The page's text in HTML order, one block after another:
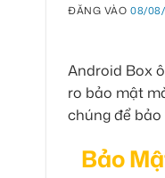
ĐĂNG VÀO08/
Android Box
ro bảo mật
chúng để
Bảo